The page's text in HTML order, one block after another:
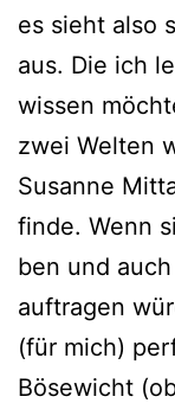
es sieht also
aus. Die ich
wis­sen
zwei Welten
Susanne
fin­de. Wenn
ben und
auf­tra­gen
(für mich)
Bösewicht